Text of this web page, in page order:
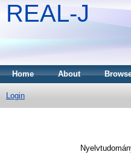
REAL-J
Home About
Login